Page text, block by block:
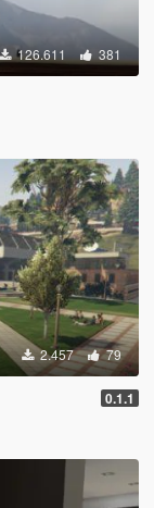
126.611 381
2.457 79
0.1.1